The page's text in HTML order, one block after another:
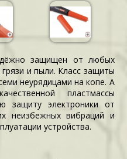
защищен от любых
и пыли. Класс защиты
неурядицами на копе. А
пластмассы
защиту электроники от
неизбежных вибраций и
устройства.